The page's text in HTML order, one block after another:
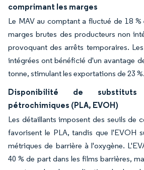
comprimant les marges
Le MAV au comptant a fluctué de 18 %
marges brutes des producteurs non
provoquant des arrêts temporaires.
intégrées ont bénéficié d'un avantage
tonne, stimulant les exportations de 23 %.
Disponibilité de
pétrochimiques (PLA, EVOH)
Les détaillants imposent des seuils de
favorisent le PLA, tandis que l'EVOH
métriques de barrière à l'oxygène.
40 % de part dans les films barrières,